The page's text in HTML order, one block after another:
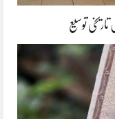
توسیع